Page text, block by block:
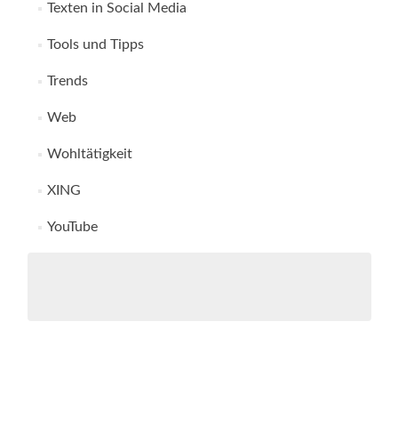
Texten in Social Media
Tools und Tipps
Trends
Web
Wohltätigkeit
XING
YouTube